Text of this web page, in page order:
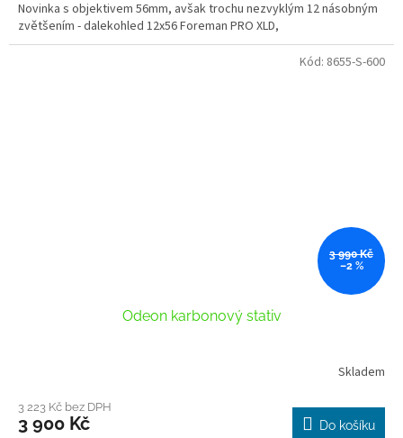
Novinka s objektivem 56mm, avšak trochu nezvyklým 12 násobným
zvětšením - dalekohled 12x56 Foreman PRO XLD,
3 990 Kč
–2 %
Odeon karbonový stativ
Skladem
3 223 Kč bez DPH
3 900 Kč Do košíku
Kód: 8655-S-600